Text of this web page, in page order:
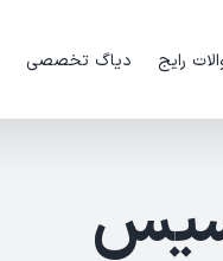
رایج دیاگ تخصصی